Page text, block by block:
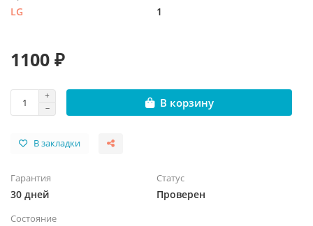
LG 1
1100 ₽
В корзину
В закладки
Гарантия
30 дней
Статус
Проверен
Состояние